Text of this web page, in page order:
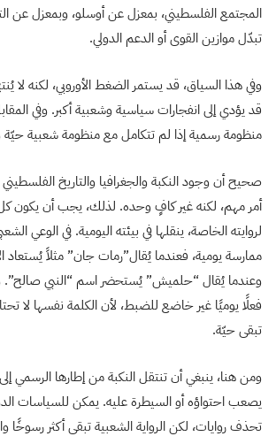
المجتمع الفلسطيني، بمعزل عن أوسلو، وبمعزل عن
تبدّل موازين القوى أو الدعم الدولي.
وفي هذا السياق، قد يستمر الضغط الأوروبي، لكنه لا
قد يؤدي إلى انفجارات سياسية وشعبية أكبر. وفي
منظومة رسمية إذا لم تتكامل مع منظومة شعبية حيّة
صحيح أن وجود النكبة والجغرافيا والتاريخ
أمر مهم، لكنه غير كافٍ وحده. لذلك، يجب أن يكون
لروايته الخاصة، ينقلها في بيئته اليومية. في الوعي
ممارسة يومية، فعندما يُقال”رمات جان” مثلاً يُستعاد
وعندما يُقال “حلميش” يُستحضر اسم “النبي صالح”.
فعلًا يوميًا غير خاضع للضبط، لأن الكلمة نفسها لا
تبقى حيّة.
ومن هنا، ينبغي أن تنتقل النكبة من إطارها الرسمي
يصعب احتواؤه أو السيطرة عليه. يمكن للسياسات
تحذف روايات، لكن الرواية الشعبية تبقى أكثر رسوخًا